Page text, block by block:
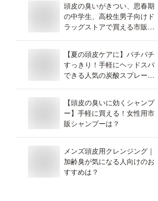
頭皮の臭いがきつい、思春期
の中学生、高校生男子向けド
ラッグストアで買える市販の
【夏の頭皮ケアに】パチパチ
すっきり！手軽にヘッドスパ
できる人気の炭酸スプレーを
【頭皮の臭いに効くシャンプ
ー】手軽に買える！女性用市
販シャンプーは？
メンズ頭皮用クレンジング｜
加齢臭が気になる人向けのお
すすめは？